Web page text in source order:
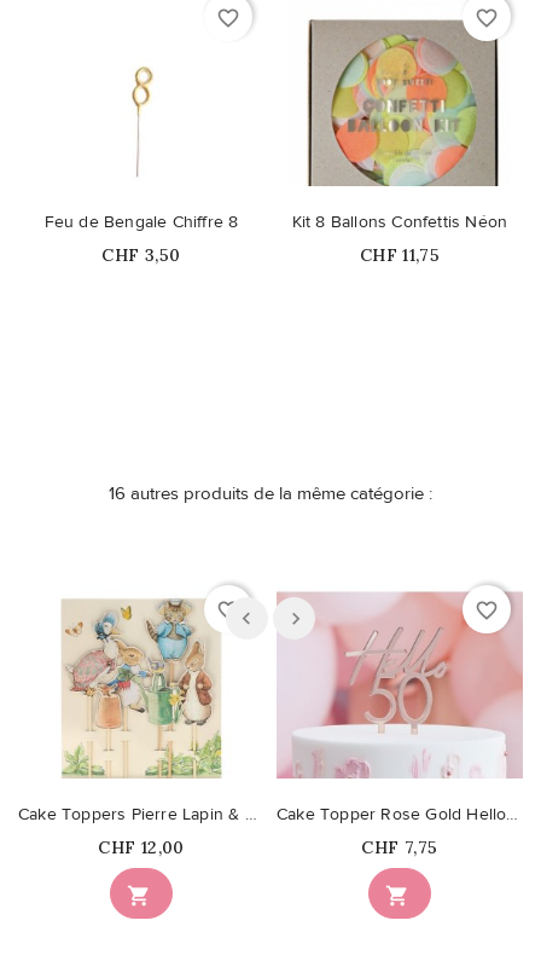
favorite_border
Feu de Bengale Chiffre 8
Prix
CHF 3,50
favorite_border
Kit 8 Ballons Confettis Néon
Prix
CHF 11,75
16 autres produits de la même catégorie :
favorite_border

Cake Toppers Pierre Lapin & ses amis
Prix
CHF 12,00
favorite_border

Cake Topper Rose Gold Hello 50
Prix
CHF 7,75